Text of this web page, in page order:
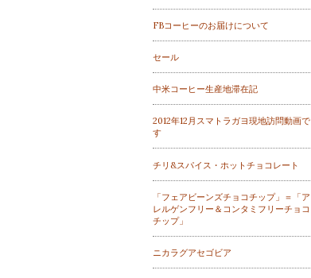
FBコーヒーのお届けについて
セール
中米コーヒー生産地滞在記
2012年12月スマトラガヨ現地訪問動画で
す
チリ&スパイス・ホットチョコレート
「フェアビーンズチョコチップ」＝「ア
レルゲンフリー＆コンタミフリーチョコ
チップ」
ニカラグアセゴビア